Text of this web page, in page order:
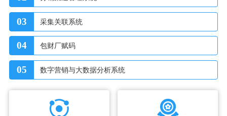
03 采集关联系统
04 包财厂赋码
05 数字营销与大数据分析系统